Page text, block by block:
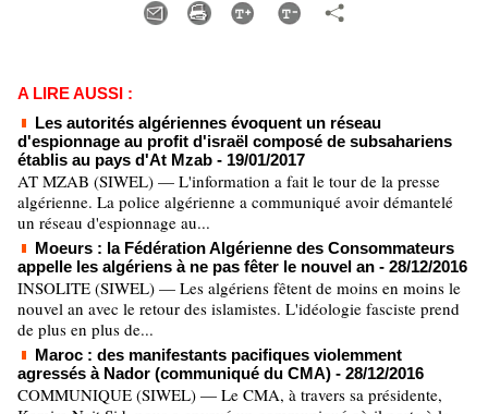
A LIRE AUSSI :
Les autorités algériennes évoquent un réseau
d'espionnage au profit d'israël composé de subsahariens
établis au pays d'At Mzab - 19/01/2017
AT MZAB (SIWEL) — L'information a fait le tour de la presse
algérienne. La police algérienne a communiqué avoir démantelé
un réseau d'espionnage au...
Moeurs : la Fédération Algérienne des Consommateurs
appelle les algériens à ne pas fêter le nouvel an - 28/12/2016
INSOLITE (SIWEL) — Les algériens fêtent de moins en moins le
nouvel an avec le retour des islamistes. L'idéologie fasciste prend
de plus en plus de...
Maroc : des manifestants pacifiques violemment
agressés à Nador (communiqué du CMA) - 28/12/2016
COMMUNIQUE (SIWEL) — Le CMA, à travers sa présidente,